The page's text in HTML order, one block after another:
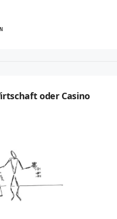
oder Casino